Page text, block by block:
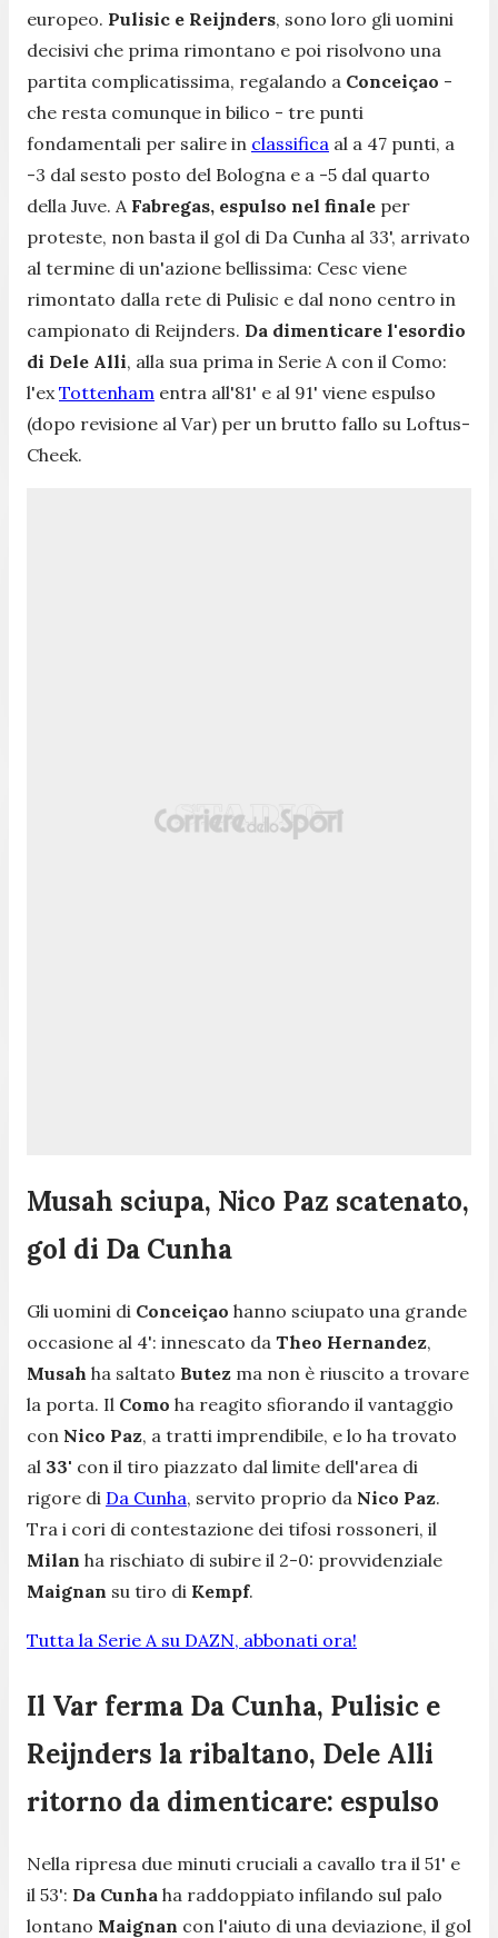
europeo. Pulisic e Reijnders, sono loro gli uomini
decisivi che prima rimontano e poi risolvono una
partita complicatissima, regalando a Conceiçao -
che resta comunque in bilico - tre punti
fondamentali per salire in classifica al a 47 punti, a
-3 dal sesto posto del Bologna e a -5 dal quarto
della Juve. A Fabregas, espulso nel finale per
proteste, non basta il gol di Da Cunha al 33', arrivato
al termine di un'azione bellissima: Cesc viene
rimontato dalla rete di Pulisic e dal nono centro in
campionato di Reijnders. Da dimenticare l'esordio
di Dele Alli, alla sua prima in Serie A con il Como:
l'ex Tottenham entra all'81' e al 91' viene espulso
(dopo revisione al Var) per un brutto fallo su Loftus-
Cheek.
Musah sciupa, Nico Paz scatenato,
gol di Da Cunha
Gli uomini di Conceiçao hanno sciupato una grande
occasione al 4': innescato da Theo Hernandez,
Musah ha saltato Butez ma non è riuscito a trovare
la porta. Il Como ha reagito sfiorando il vantaggio
con Nico Paz, a tratti imprendibile, e lo ha trovato
al 33' con il tiro piazzato dal limite dell'area di
rigore di Da Cunha, servito proprio da Nico Paz.
Tra i cori di contestazione dei tifosi rossoneri, il
Milan ha rischiato di subire il 2-0: provvidenziale
Maignan su tiro di Kempf.
Tutta la Serie A su DAZN, abbonati ora!
Il Var ferma Da Cunha, Pulisic e
Reijnders la ribaltano, Dele Alli
ritorno da dimenticare: espulso
Nella ripresa due minuti cruciali a cavallo tra il 51' e
il 53': Da Cunha ha raddoppiato infilando sul palo
lontano Maignan con l'aiuto di una deviazione, il gol